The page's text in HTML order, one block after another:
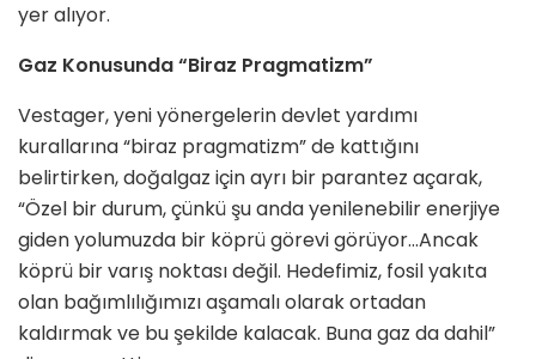
yer alıyor.
Gaz Konusunda “Biraz Pragmatizm”
Vestager, yeni yönergelerin devlet yardımı
kurallarına “biraz pragmatizm” de kattığını
belirtirken, doğalgaz için ayrı bir parantez açarak,
“Özel bir durum, çünkü şu anda yenilenebilir enerjiye
giden yolumuzda bir köprü görevi görüyor…Ancak
köprü bir varış noktası değil. Hedefimiz, fosil yakıta
olan bağımlılığımızı aşamalı olarak ortadan
kaldırmak ve bu şekilde kalacak. Buna gaz da dahil”